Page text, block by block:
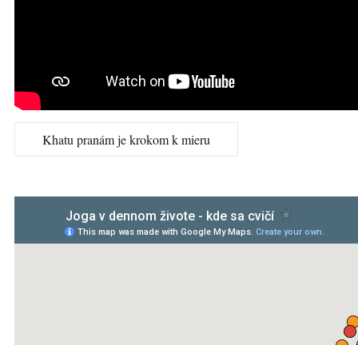
Khatu pranám je krokom k mieru